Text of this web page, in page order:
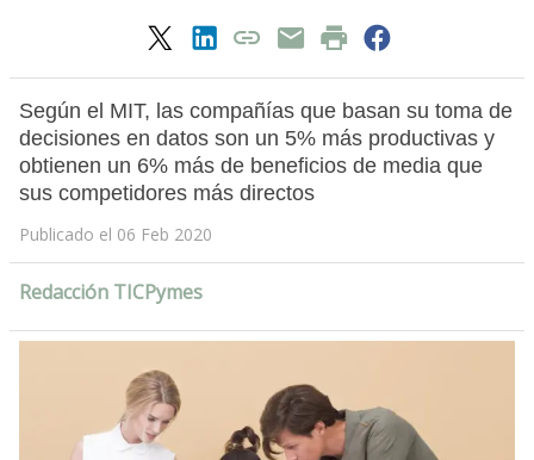
Según el MIT, las compañías que basan su toma de
decisiones en datos son un 5% más productivas y
obtienen un 6% más de beneficios de media que
sus competidores más directos
Publicado el 06 Feb 2020
Redacción TICPymes